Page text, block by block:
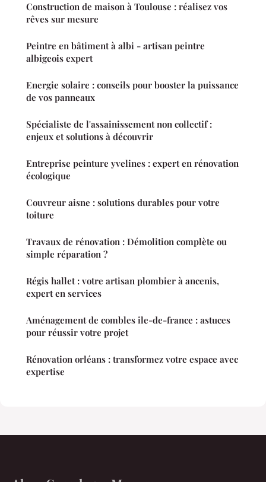
Construction de maison à Toulouse : réalisez vos
rêves sur mesure
Peintre en bâtiment à albi - artisan peintre
albigeois expert
Energie solaire : conseils pour booster la puissance
de vos panneaux
Spécialiste de l'assainissement non collectif :
enjeux et solutions à découvrir
Entreprise peinture yvelines : expert en rénovation
écologique
Couvreur aisne : solutions durables pour votre
toiture
Travaux de rénovation : Démolition complète ou
simple réparation ?
Régis hallet : votre artisan plombier à ancenis,
expert en services
Aménagement de combles ile-de-france : astuces
pour réussir votre projet
Rénovation orléans : transformez votre espace avec
expertise